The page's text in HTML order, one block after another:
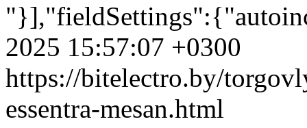
2025 15:57:07 +0300
https://bitelectro.by/
essentra-mesan.html